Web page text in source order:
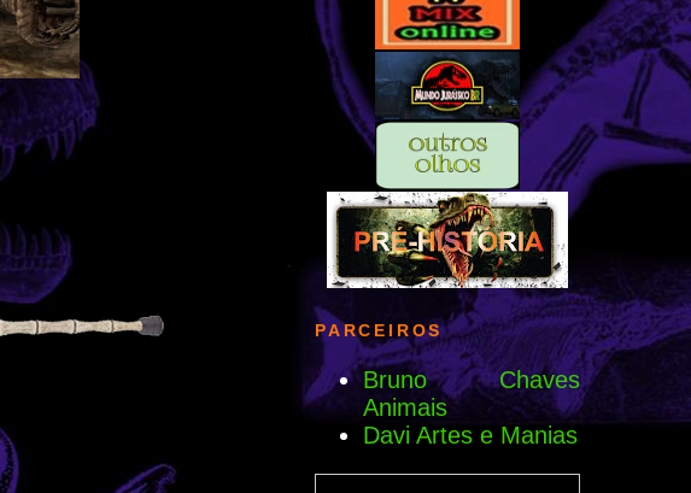
PARCEIROS
Bruno Chaves
Animais
Davi Artes e Manias